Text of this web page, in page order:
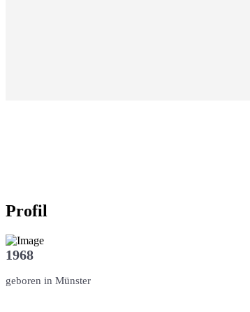
Profil
1968
geboren in Münster